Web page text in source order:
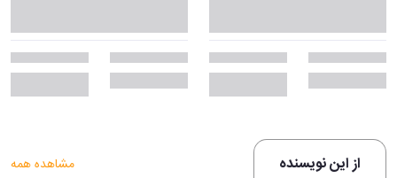
از این نویسنده مشاهده همه